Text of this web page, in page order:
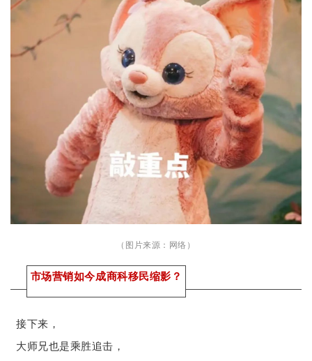
（图片来源：网络）
市场营销如今成商科移民缩影？
接下来，
大师兄也是乘胜追击，